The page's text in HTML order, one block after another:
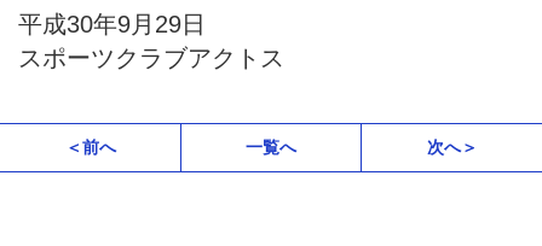
平成30年9月 29日
スポーツクラブアクトス
＜前へ 一覧へ 次へ＞